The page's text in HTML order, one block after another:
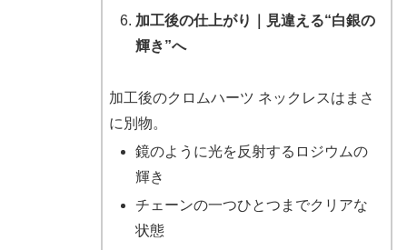
加工後の仕上がり｜見違える“白銀の
輝き”へ
加工後のクロムハーツ ネックレスはまさ
に別物。
鏡のように光を反射するロジウムの
輝き
チェーンの一つひとつまでクリアな
状態